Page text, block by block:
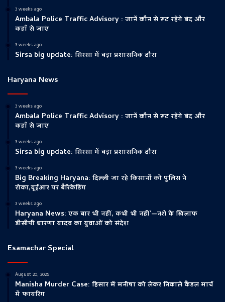
3 weeks ago
Ambala Police Traffic Advisory : जानें कौन से रूट रहेंगे बंद और
कहाँ से जाएं
3 weeks ago
Sirsa big update: सिरसा में बड़ा प्रशासनिक दौरा
Haryana News
3 weeks ago
Ambala Police Traffic Advisory : जानें कौन से रूट रहेंगे बंद और
कहाँ से जाएं
3 weeks ago
Sirsa big update: सिरसा में बड़ा प्रशासनिक दौरा
3 weeks ago
Big Breaking Haryana: दिल्ली जा रहे किसानों को पुलिस ने
रोका,यूईआर पर बैरिकेडिंग
3 weeks ago
Haryana News: एक बार भी नहीं, कभी भी नहीं’—नशे के खिलाफ
डीसीपी धारणा यादव का युवाओं को संदेश
Esamachar Special
August 20, 2025
Manisha Murder Case: हिसार में मनीषा को लेकर निकाले कैंडल मार्च
में फायरिंग